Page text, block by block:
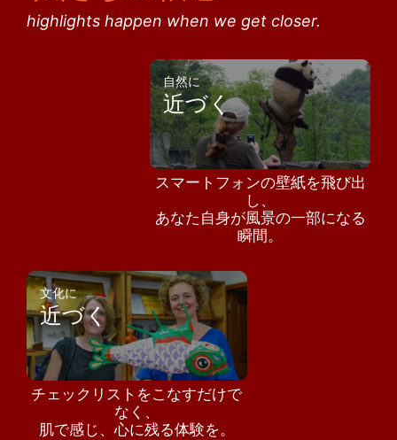
highlights happen when we get closer.
自然に
近づく
スマートフォンの壁紙を飛び出
し、
あなた自身が風景の一部になる
瞬間。
文化に
近づく
チェックリストをこなすだけで
なく、
肌で感じ、心に残る体験を。